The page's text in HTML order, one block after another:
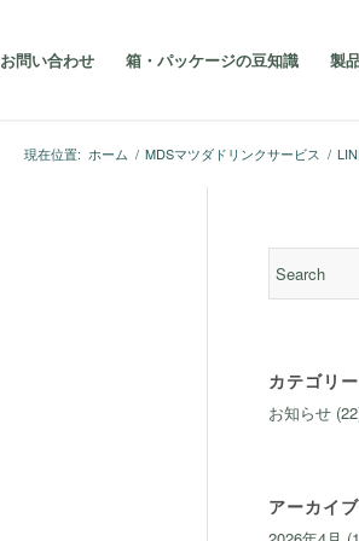
お問い合わせ 箱・パッケージの豆知識 製
現在位置: ホーム / MDSマツダドリンクサービス /
カテゴリー
お知らせ
アーカイブ